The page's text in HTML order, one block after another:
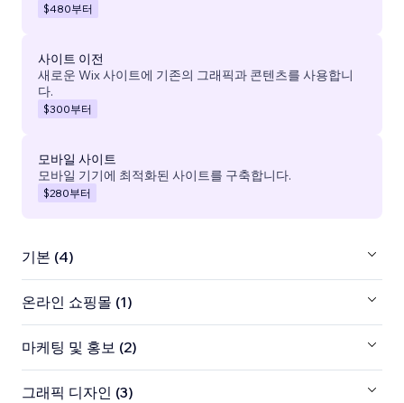
$480부터
사이트 이전
새로운 Wix 사이트에 기존의 그래픽과 콘텐츠를 사용합니
다.
$300부터
모바일 사이트
모바일 기기에 최적화된 사이트를 구축합니다.
$280부터
기본 (4)
온라인 쇼핑몰 (1)
마케팅 및 홍보 (2)
그래픽 디자인 (3)